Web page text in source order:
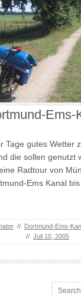
Ems-
Tage gutes Wetter
die sollen genutzt
Radtour von
Ems Kanal
// Dortmund-Ems-
// Juli 10, 2005
Search